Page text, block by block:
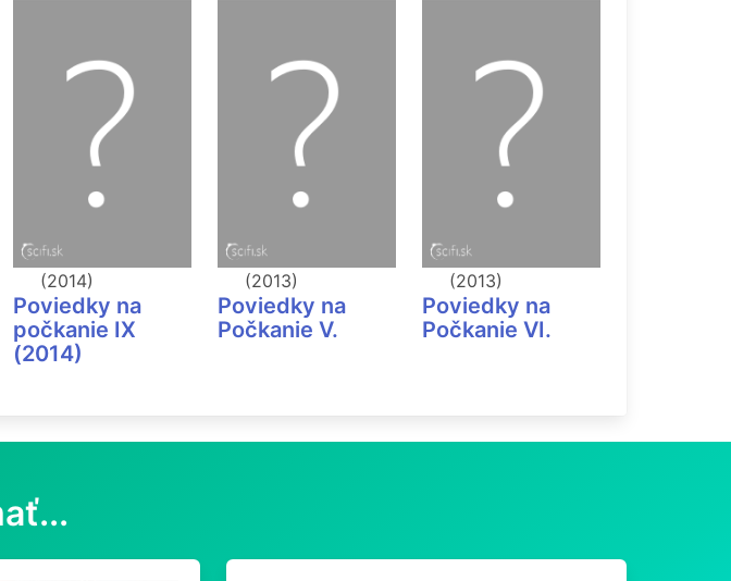
(2014)
Poviedky na
počkanie IX
(2014)
(2013)
Poviedky na
Počkanie V.
(2013)
Poviedky na
Počkanie VI.